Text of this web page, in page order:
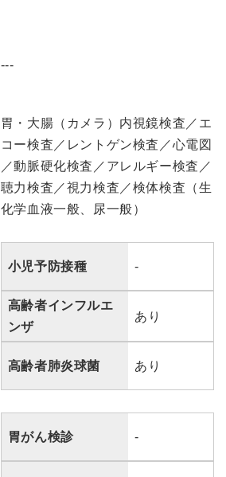
---
胃・大腸（カメラ）内視鏡検査／エ
コー検査／レントゲン検査／心電図
／動脈硬化検査／アレルギー検査／
聴力検査／視力検査／検体検査（生
化学血液一般、尿一般）
小児予防接種 -
高齢者インフルエ
ンザ
あり
高齢者肺炎球菌 あり
胃がん検診 -